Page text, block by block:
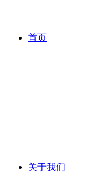
首页
关于我们